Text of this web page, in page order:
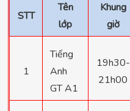
STT
Tên
lớp
Khung
giờ
1
Tiếng
Anh
GT A1
19h30-
21h00